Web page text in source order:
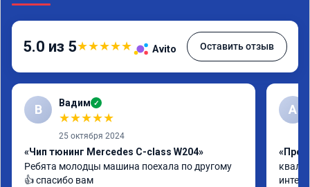
5.0 из 5★★★★★ Avito Оставить отзыв
В Вадим ✓
★★★★★
25 октября 2024
«Чип тюнинг Mercedes C-class W204»
Ребята молодцы машина поехала по другому
👍 спасибо вам
А